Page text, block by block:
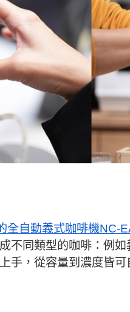
全自動義式咖啡機NC-
不同類型的咖啡：例
手，從容量到濃度皆可